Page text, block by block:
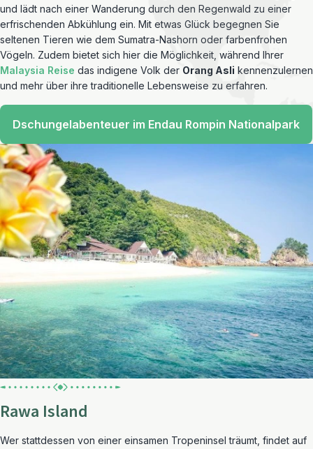
und lädt nach einer Wanderung durch den Regenwald zu einer
erfrischenden Abkühlung ein. Mit etwas Glück begegnen Sie
seltenen Tieren wie dem Sumatra-Nashorn oder farbenfrohen
Vögeln. Zudem bietet sich hier die Möglichkeit, während Ihrer
Malaysia Reise das indigene Volk der Orang Asli kennenzulernen
und mehr über ihre traditionelle Lebensweise zu erfahren.
Dschungelabenteuer im Endau Rompin Nationalpark
Rawa Island
Wer stattdessen von einer einsamen Tropeninsel träumt, findet auf